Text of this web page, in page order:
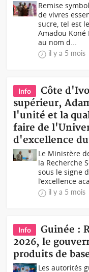
Remise
de vivres
sucre, tel est
Amadou
au nom d...
il y a 5 mois
Info
Côte
supérieur,
l'unité et la
faire de
d'excellence
Le Ministère
la Recherche
sous le signe
l’excellence
il y a 5 mois
Info
Guinée :
2026, le
produits de
Les autorités